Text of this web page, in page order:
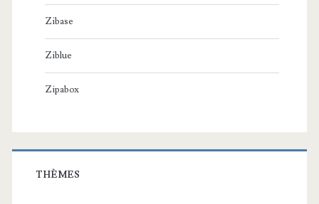
Zibase
Ziblue
Zipabox
THÈMES